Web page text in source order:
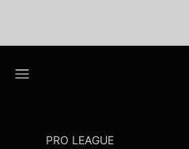
PRO LEAGUE